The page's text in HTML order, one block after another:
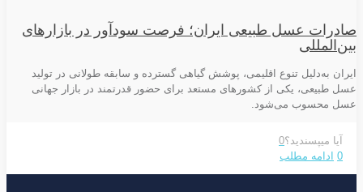
صادرات عسل طبیعی ایران؛ فرصت سودآور در بازارهای
بین‌المللی
ایران به‌دلیل تنوع اقلیمی، پوشش گیاهی گسترده و سابقه طولانی در تولید
عسل طبیعی، یکی از کشورهای مستعد برای حضور قدرتمند در بازار جهانی
عسل محسوب می‌شود.
آیا میپسندید؟0
0 ادامه مطلب